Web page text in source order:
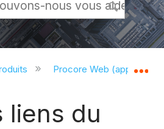
réduire la hiérarchie
Procore Web
liens du